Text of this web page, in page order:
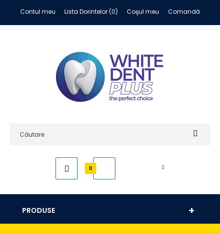
Contul meu Lista Dorintelor (0) Coşul meu Comandă
0
PRODUSE